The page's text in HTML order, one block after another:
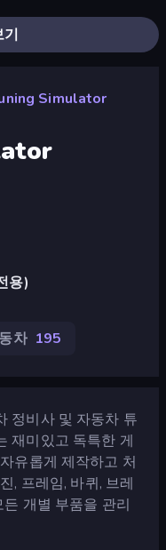
Simulator
용)
차 195
정비사 및 자동차 튜
재미있고 독특한 게
유롭게 제작하고 처
, 프레임, 바퀴, 브레
개별 부품을 관리